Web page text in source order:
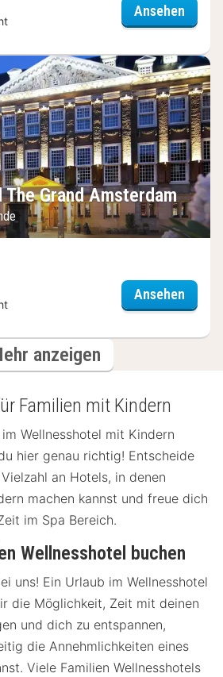
Ansehen
Grand Amsterdam
Ansehen
anzeigen
Familien mit Kindern
Wellnesshotel mit Kindern
hier genau richtig! Entscheide
an Hotels, in denen
machen kannst und freue dich
im Spa Bereich.
Wellnesshotel buchen
uns! Ein Urlaub im Wellnesshotel
die Möglichkeit, Zeit mit deinen
und dich zu entspannen,
die Annehmlichkeiten eines
Viele Familien Wellnesshotels